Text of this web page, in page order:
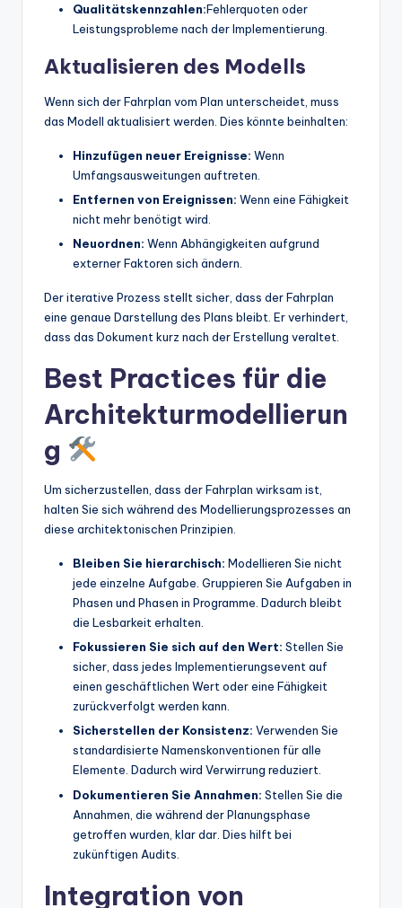
Qualitätskennzahlen:Fehlerquoten oder
Leistungsprobleme nach der Implementierung.
Aktualisieren des Modells
Wenn sich der Fahrplan vom Plan unterscheidet, muss
das Modell aktualisiert werden. Dies könnte beinhalten:
Hinzufügen neuer Ereignisse: Wenn
Umfangsausweitungen auftreten.
Entfernen von Ereignissen: Wenn eine Fähigkeit
nicht mehr benötigt wird.
Neuordnen: Wenn Abhängigkeiten aufgrund
externer Faktoren sich ändern.
Der iterative Prozess stellt sicher, dass der Fahrplan
eine genaue Darstellung des Plans bleibt. Er verhindert,
dass das Dokument kurz nach der Erstellung veraltet.
Best Practices für die
Architekturmodellierun
g
Um sicherzustellen, dass der Fahrplan wirksam ist,
halten Sie sich während des Modellierungsprozesses an
diese architektonischen Prinzipien.
Bleiben Sie hierarchisch: Modellieren Sie nicht
jede einzelne Aufgabe. Gruppieren Sie Aufgaben in
Phasen und Phasen in Programme. Dadurch bleibt
die Lesbarkeit erhalten.
Fokussieren Sie sich auf den Wert: Stellen Sie
sicher, dass jedes Implementierungsevent auf
einen geschäftlichen Wert oder eine Fähigkeit
zurückverfolgt werden kann.
Sicherstellen der Konsistenz: Verwenden Sie
standardisierte Namenskonventionen für alle
Elemente. Dadurch wird Verwirrung reduziert.
Dokumentieren Sie Annahmen: Stellen Sie die
Annahmen, die während der Planungsphase
getroffen wurden, klar dar. Dies hilft bei
zukünftigen Audits.
Integration von